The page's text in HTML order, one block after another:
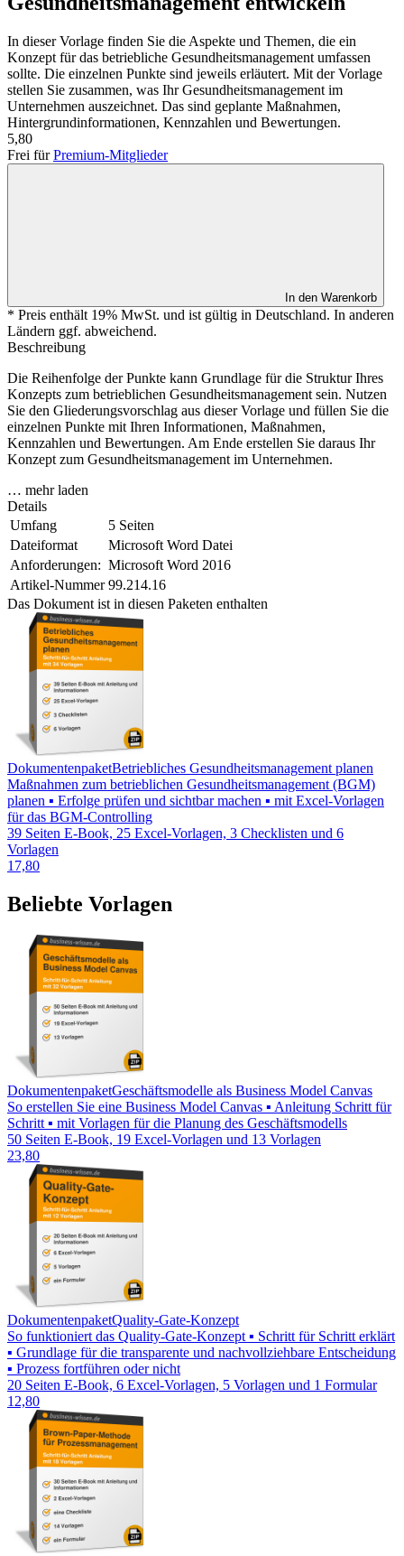
In dieser Vorlage finden Sie die Aspekte und Themen, die ein
Konzept für das betriebliche Gesundheitsmanagement umfassen
sollte. Die einzelnen Punkte sind jeweils erläutert. Mit der Vorlage
stellen Sie zusammen, was Ihr Gesundheitsmanagement im
Unternehmen auszeichnet. Das sind geplante Maßnahmen,
Hintergrundinformationen, Kennzahlen und Bewertungen.
5,80
Frei fürPremium-Mitglieder
In den Warenkorb
* Preis enthält 19% MwSt. und ist gültig in Deutschland. In anderen
Ländern ggf. abweichend.
Beschreibung
Die Reihenfolge der Punkte kann Grundlage für die Struktur Ihres
Konzepts zum betrieblichen Gesundheitsmanagement sein. Nutzen
Sie den Gliederungsvorschlag aus dieser Vorlage und füllen Sie die
einzelnen Punkte mit Ihren Informationen, Maßnahmen,
Kennzahlen und Bewertungen. Am Ende erstellen Sie daraus Ihr
Konzept zum Gesundheitsmanagement im Unternehmen.
… mehr laden
Details
Umfang
5 Seiten
Dateiformat
Microsoft Word Datei
Anforderungen: Microsoft Word 2016
Artikel-Nummer 99.214.16
Das Dokument ist in diesen Paketen enthalten
DokumentenpaketBetriebliches Gesundheitsmanagement planen
Maßnahmen zum betrieblichen Gesundheitsmanagement (BGM)
planen ▪ Erfolge prüfen und sichtbar machen ▪ mit Excel-Vorlagen
für das BGM-Controlling
39 Seiten E-Book, 25 Excel-Vorlagen, 3 Checklisten und 6
Vorlagen
17,80
Beliebte Vorlagen
DokumentenpaketGeschäftsmodelle als Business Model Canvas
So erstellen Sie eine Business Model Canvas ▪ Anleitung Schritt für
Schritt ▪ mit Vorlagen für die Planung des Geschäftsmodells
50 Seiten E-Book, 19 Excel-Vorlagen und 13 Vorlagen
23,80
DokumentenpaketQuality-Gate-Konzept
So funktioniert das Quality-Gate-Konzept ▪ Schritt für Schritt erklärt
▪ Grundlage für die transparente und nachvollziehbare Entscheidung
▪ Prozess fortführen oder nicht
20 Seiten E-Book, 6 Excel-Vorlagen, 5 Vorlagen und 1 Formular
12,80